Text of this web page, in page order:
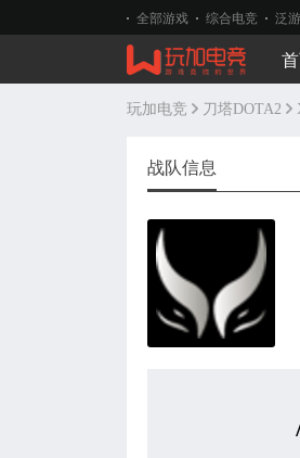
全部游戏 综合电竞 泛
玩加电竞 刀塔DOTA2
战队信息